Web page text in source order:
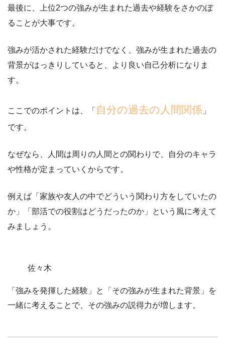
最後に、
上位2つの強みが生まれた過去や経験をさかのぼ
ること が大事です。
強みが活かされた経験だけでなく、 強みが生まれた過去の
背景がはっきりしていると、より良い自己分析になりま
す。
ここでのポイントは、「 自分の過去の人間関係 」
です。
なぜなら、人間は周りの人間との関わりで、自分のキャラ
や性格が定まっていくからです。
例えば「家族や友人の中でどういう関わり方をしていたの
か」「部活での役割はどうだったのか」という風に考えて
みましょう。
佐々木
「強みを発揮した経験」と「その強みが生まれた背景」を
一緒に考えることで、その強みの説得力が増します。